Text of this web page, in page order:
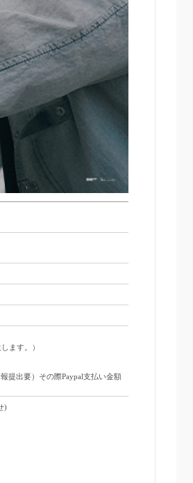
ます。
）
提出要）その際Paypal支払い金額
)